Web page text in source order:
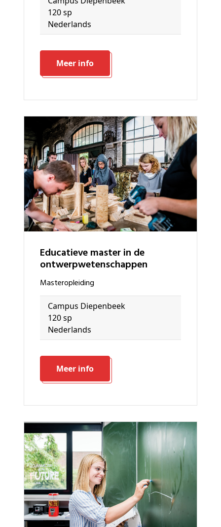
120 sp
Nederlands
Meer info
Educatieve master in de
ontwerpwetenschappen
masteropleiding
Campus Diepenbeek
120 sp
Nederlands
Meer info